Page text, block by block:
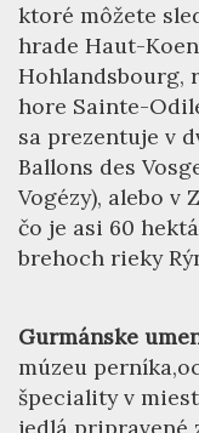
ktoré môžete
hrade Haut-
Hohlandsbourg,
hore Sainte-
sa prezentuje v
Ballons des
Vogézy), alebo v
čo je asi 60
brehoch rieky
Gurmánske
múzeu
špeciality v